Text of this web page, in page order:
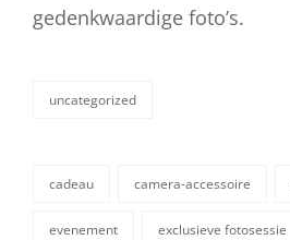
gedenkwaardige foto’s.
categorieën
uncategorized
cadeau camera-accessoire
evenement exclusieve fotosessie